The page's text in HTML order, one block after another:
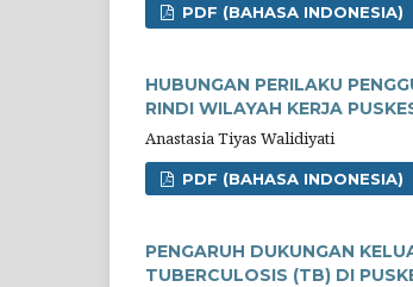
PDF (BAHASA INDONESIA)
HUBUNGAN PERILAKU
RINDI WILAYAH KERJA
Anastasia Tiyas Walidiyati
PDF (BAHASA INDONESIA)
PENGARUH DUKUNGAN
TUBERCULOSIS (TB) DI